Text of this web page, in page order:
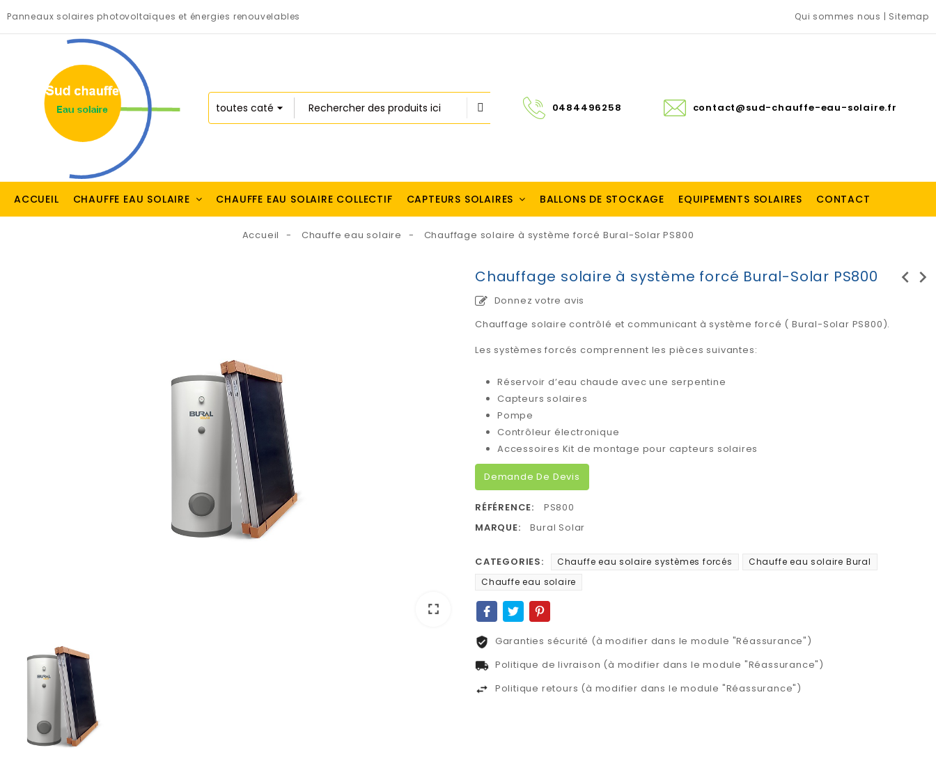
Panneaux solaires photovoltaïques et énergies renouvelables Qui sommes nous | Sitemap
0484496258 contact@sud-chauffe-eau-solaire.fr
ACCUEIL CHAUFFE EAU SOLAIRE CHAUFFE EAU SOLAIRE COLLECTIF CAPTEURS SOLAIRES BALLONS DE STOCKAGE EQUIPEMENTS SOLAIRES CONTACT
Accueil Chauffe eau solaire Chauffage solaire à système forcé Bural-Solar PS800
fullscreen
Chauffage solaire à système forcé Bural-Solar PS800 chevron_left chevron_right
Donnez votre avis
Chauffage solaire contrôlé et communicant à système forcé ( Bural-Solar PS800).
Les systèmes forcés comprennent les pièces suivantes:
Réservoir d’eau chaude avec une serpentine
Capteurs solaires
Pompe
Contrôleur électronique
Accessoires Kit de montage pour capteurs solaires
Demande De Devis
RÉFÉRENCE:
PS800
MARQUE:
Bural Solar
CATEGORIES: Chauffe eau solaire systèmes forcés
Chauffe eau solaire Bural
Chauffe eau solaire
Garanties sécurité (à modifier dans le module "Réassurance")
Politique de livraison (à modifier dans le module "Réassurance")
Politique retours (à modifier dans le module "Réassurance")